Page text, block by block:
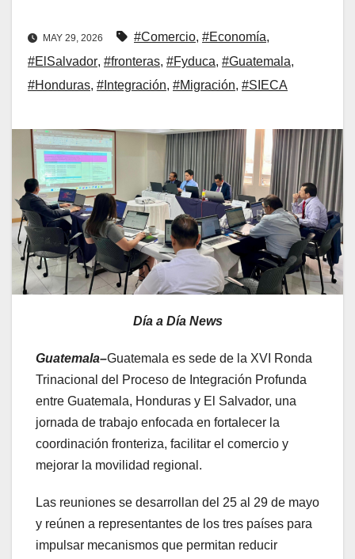
MAY 29, 2026 #Comercio, #Economía,
#ElSalvador, #fronteras, #Fyduca, #Guatemala,
#Honduras, #Integración, #Migración, #SIECA
Día a Día News
Guatemala–Guatemala es sede de la XVI Ronda
Trinacional del Proceso de Integración Profunda
entre Guatemala, Honduras y El Salvador, una
jornada de trabajo enfocada en fortalecer la
coordinación fronteriza, facilitar el comercio y
mejorar la movilidad regional.
Las reuniones se desarrollan del 25 al 29 de mayo
y reúnen a representantes de los tres países para
impulsar mecanismos que permitan reducir